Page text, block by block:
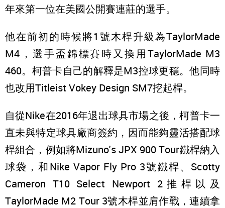
年來第一位在美國公開賽連莊的選手。
他在前初的時候將1號木桿升級為TaylorMade
M4，選手盃錦標賽時又換用TaylorMade M3
460。柯普卡自己的解釋是M3控球更穩。他同時
也改用Titleist Vokey Design SM7挖起桿。
自從Nike在2016年退出球具市場之後，柯普卡一
直未與特定球具廠商簽約，因而能夠靈活搭配球
桿組合，例如將Mizuno's JPX 900 Tour鐵桿納入
球袋，和Nike Vapor Fly Pro 3號鐵桿、Scotty
Cameron T10 Select Newport 2推桿以及
TaylorMade M2 Tour 3號木桿並肩作戰，連續拿